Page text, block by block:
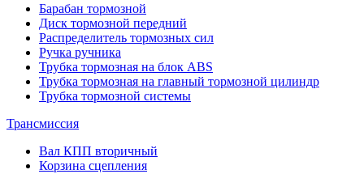
Барабан тормозной
Диск тормозной передний
Распределитель тормозных сил
Ручка ручника
Трубка тормозная на блок ABS
Трубка тормозная на главный тормозной цилиндр
Трубка тормозной системы
Трансмиссия
Вал КПП вторичный
Корзина сцепления